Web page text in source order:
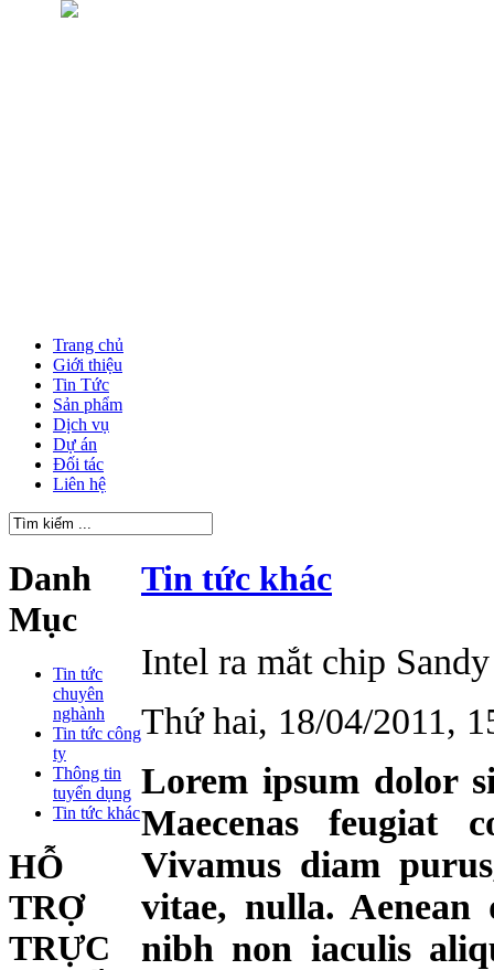
Trang chủ
Giới thiệu
Tin Tức
Sản phẩm
Dịch vụ
Dự án
Đối tác
Liên hệ
Danh
Mục
Tin tức
chuyên
nghành
Tin tức công
ty
Thông tin
tuyển dụng
Tin tức khác
HỖ
TRỢ
TRỰC
Tin tức khác
Intel ra mắt chip
Thứ hai, 18/04/2011,
Lorem ipsum dolor
Maecenas feugiat
Vivamus diam
vitae, nulla.
nibh non iaculis